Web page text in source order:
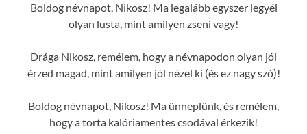
Boldog névnapot, Nikosz! Ma legalább egyszer legyél
olyan lusta, mint amilyen zseni vagy!
Drága Nikosz, remélem, hogy a névnapodon olyan jól
érzed magad, mint amilyen jól nézel ki (és ez nagy szó)!
Boldog névnapot, Nikosz! Ma ünneplünk, és remélem,
hogy a torta kalóriamentes csodával érkezik!